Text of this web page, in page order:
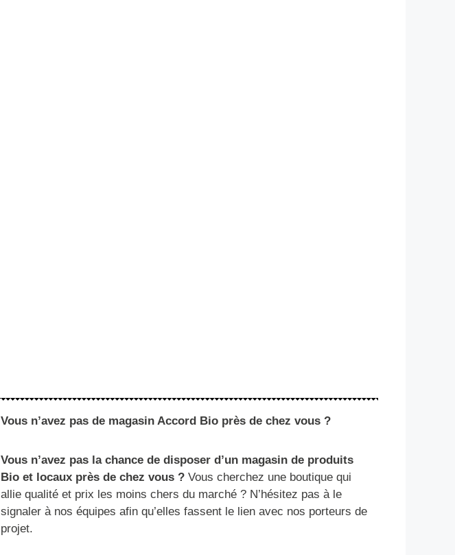
Vous n’avez pas de magasin Accord Bio près de chez vous ?
Vous n’avez pas la chance de disposer d’un magasin de produits
Bio et locaux près de chez vous ? Vous cherchez une boutique qui
allie qualité et prix les moins chers du marché ? N’hésitez pas à le
signaler à nos équipes afin qu’elles fassent le lien avec nos porteurs de
projet.